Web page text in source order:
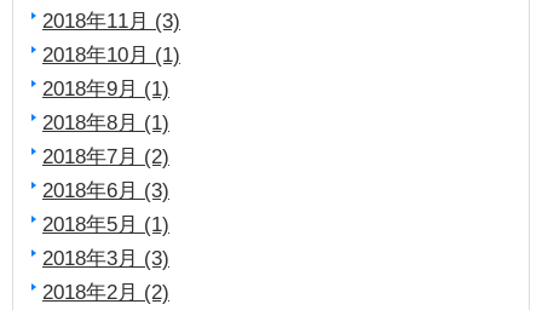
2018年11月 (3)
2018年10月 (1)
2018年9月 (1)
2018年8月 (1)
2018年7月 (2)
2018年6月 (3)
2018年5月 (1)
2018年3月 (3)
2018年2月 (2)